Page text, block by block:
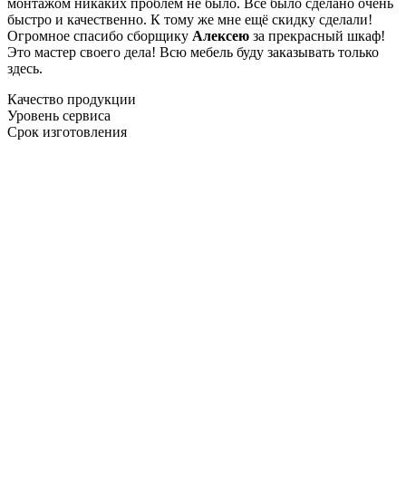
быстро и качественно. К тому же мне ещё скидку сделали!
Огромное спасибо сборщику Алексею за прекрасный шкаф!
Это мастер своего дела! Всю мебель буду заказывать только
здесь.
Качество продукции
Уровень сервиса
Срок изготовления